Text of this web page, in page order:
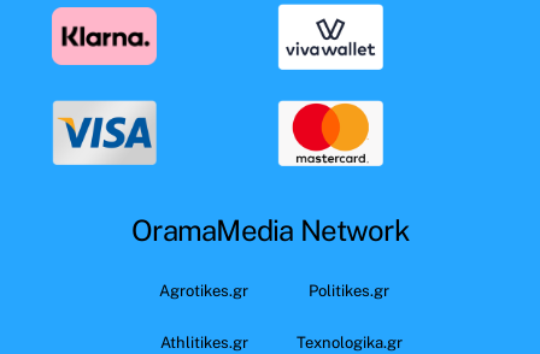
OramaMedia Network
Agrotikes.gr Politikes.gr
Athlitikes.gr Texnologika.gr